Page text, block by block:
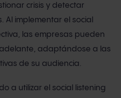
crisis y detectar
Al implementar el social
las empresas pueden
adaptándose a las
de su audiencia.
a utilizar el social listening